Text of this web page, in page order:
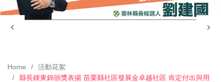
Home
活動花絮
縣長鍾東錦頒獎表揚 苗栗縣社區發展金卓越社區 肯定付出與用